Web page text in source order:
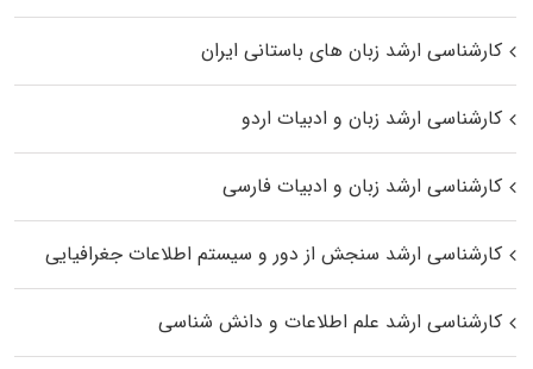
کارشناسی ارشد زبان‌ های باستانی ایران
کارشناسی ارشد زبان و ادبیات اردو
کارشناسی ارشد زبان و ادبیات فارسی
کارشناسی ارشد سنجش از دور و سیستم اطلاعات جغرافیایی
کارشناسی ارشد علم اطلاعات و دانش شناسی